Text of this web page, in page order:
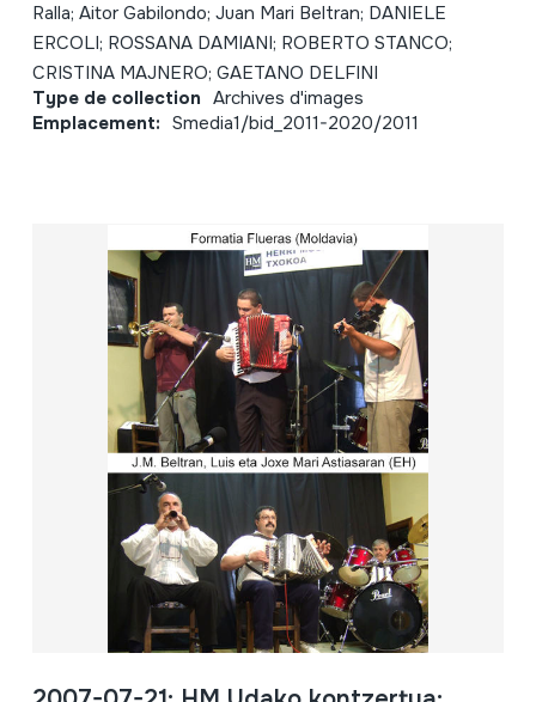
Ralla; Aitor Gabilondo; Juan Mari Beltran; DANIELE
ERCOLI; ROSSANA DAMIANI; ROBERTO STANCO;
CRISTINA MAJNERO; GAETANO DELFINI
Type de collection Archives d'images
Emplacement: Smedia1/bid_2011-2020/2011